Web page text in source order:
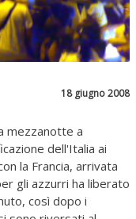
18 giugno 2008
mezzanotte a
dell'Italia ai
la Francia, arrivata
gli azzurri ha liberato
così dopo i